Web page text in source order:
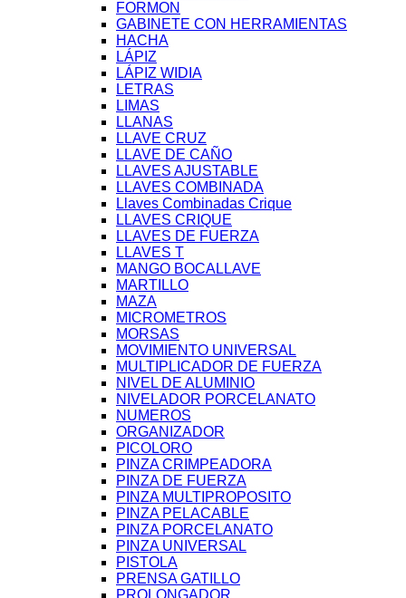
FORMON
GABINETE CON HERRAMIENTAS
HACHA
LÁPIZ
LÁPIZ WIDIA
LETRAS
LIMAS
LLANAS
LLAVE CRUZ
LLAVE DE CAÑO
LLAVES AJUSTABLE
LLAVES COMBINADA
Llaves Combinadas Crique
LLAVES CRIQUE
LLAVES DE FUERZA
LLAVES T
MANGO BOCALLAVE
MARTILLO
MAZA
MICROMETROS
MORSAS
MOVIMIENTO UNIVERSAL
MULTIPLICADOR DE FUERZA
NIVEL DE ALUMINIO
NIVELADOR PORCELANATO
NUMEROS
ORGANIZADOR
PICOLORO
PINZA CRIMPEADORA
PINZA DE FUERZA
PINZA MULTIPROPOSITO
PINZA PELACABLE
PINZA PORCELANATO
PINZA UNIVERSAL
PISTOLA
PRENSA GATILLO